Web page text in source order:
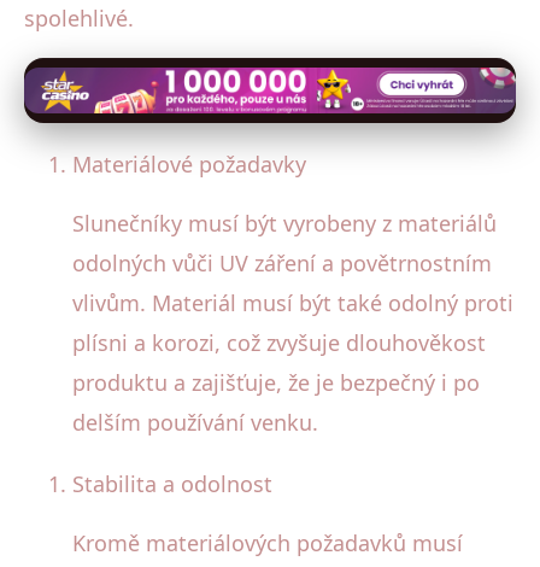
spolehlivé.
Materiálové požadavky
Slunečníky musí být vyrobeny z materiálů
odolných vůči UV záření a povětrnostním
vlivům. Materiál musí být také odolný proti
plísni a korozi, což zvyšuje dlouhověkost
produktu a zajišťuje, že je bezpečný i po
delším používání venku.
Stabilita a odolnost
Kromě materiálových požadavků musí